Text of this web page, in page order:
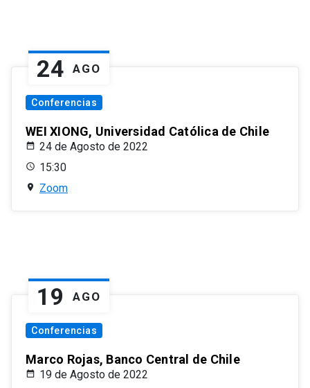
24 AGO
Conferencias
WEI XIONG, Universidad Católica de Chile
24 de Agosto de 2022
15:30
Zoom
19 AGO
Conferencias
Marco Rojas, Banco Central de Chile
19 de Agosto de 2022